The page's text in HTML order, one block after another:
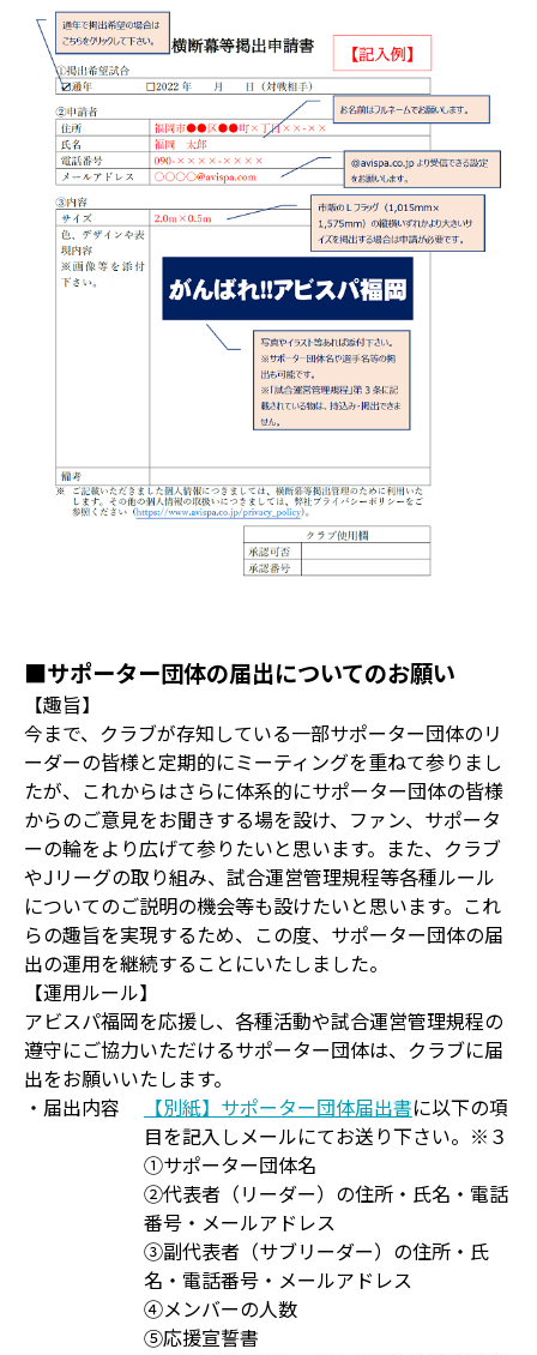
■サポーター団体の届出についてのお願い
【趣旨】
今まで、クラブが存知している一部サポーター団体のリ
ーダーの皆様と定期的にミーティングを重ねて参りまし
たが、これからはさらに体系的にサポーター団体の皆様
からのご意見をお聞きする場を設け、ファン、サポータ
ーの輪をより広げて参りたいと思います。また、クラブ
やJリーグの取り組み、試合運営管理規程等各種ルール
についてのご説明の機会等も設けたいと思います。これ
らの趣旨を実現するため、この度、サポーター団体の届
出の運用を継続することにいたしました。
【運用ルール】
アビスパ福岡を応援し、各種活動や試合運営管理規程の
遵守にご協力いただけるサポーター団体は、クラブに届
出をお願いいたします。
・届出内容
【別紙】サポーター団体届出書に以下の項
目を記入しメールにてお送り下さい。※３
①サポーター団体名
②代表者（リーダー）の住所・氏名・電話
番号・メールアドレス
③副代表者（サブリーダー）の住所・氏
名・電話番号・メールアドレス
④メンバーの人数
⑤応援宣誓書